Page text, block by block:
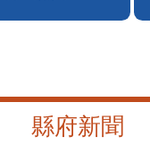
縣府新聞